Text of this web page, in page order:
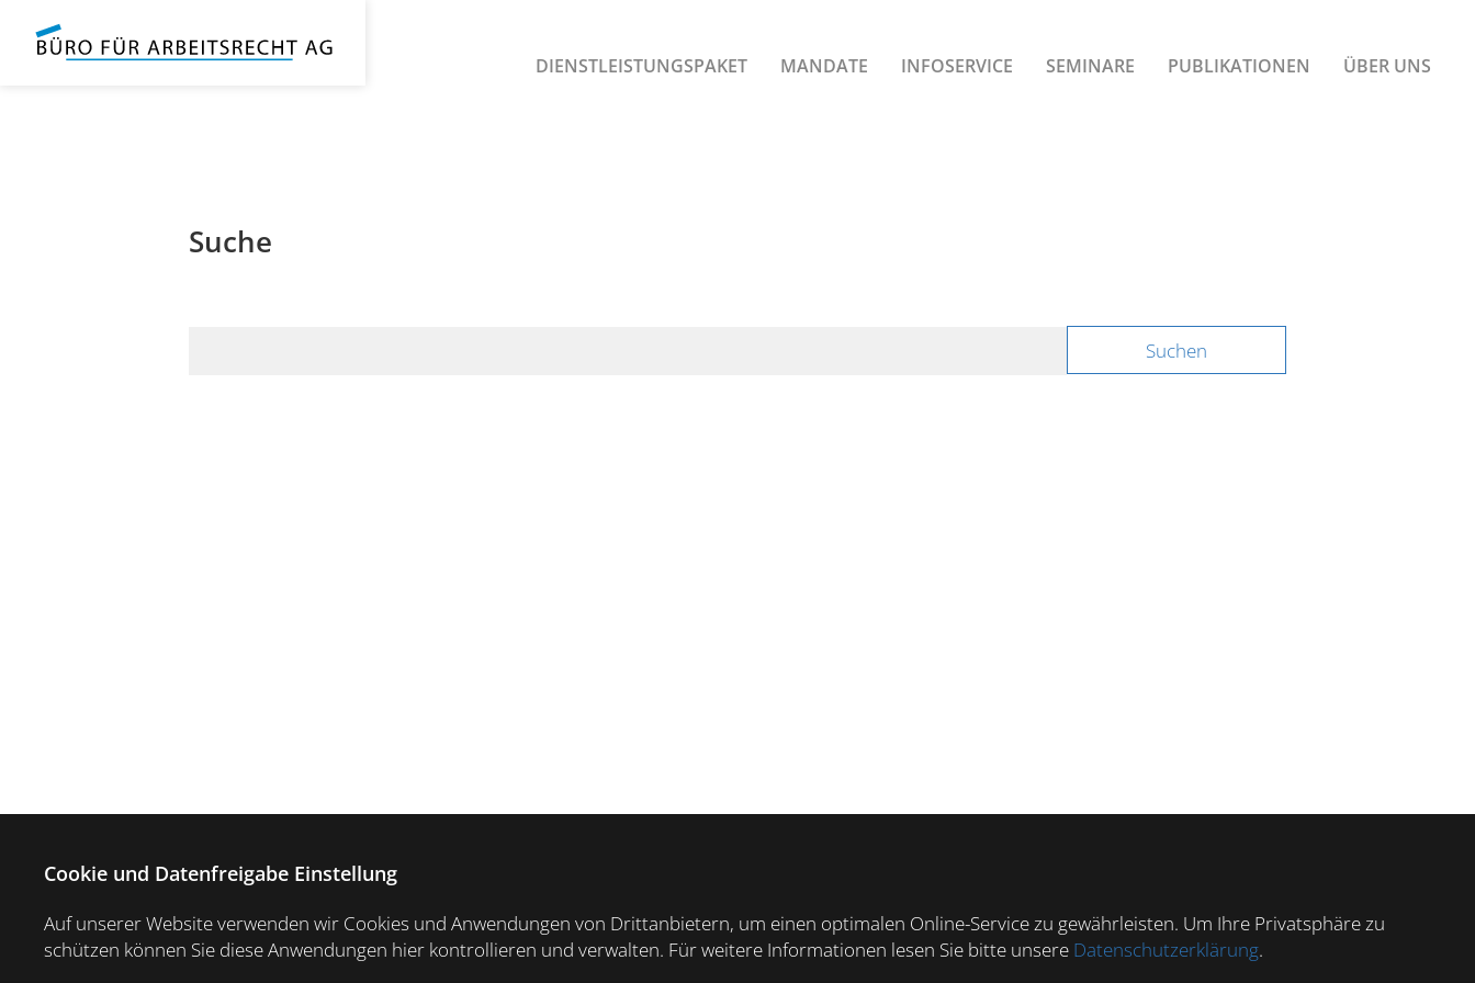
DIENSTLEISTUNGSPAKET MANDATE INFOSERVICE SEMINARE PUBLIKATIONEN ÜBER UNS
Suche
Cookie und Datenfreigabe Einstellung
Auf unserer Website verwenden wir Cookies und Anwendungen von Drittanbietern, um einen optimalen Online-Service zu gewährleisten. Um Ihre Privatsphäre zu
schützen können Sie diese Anwendungen hier kontrollieren und verwalten. Für weitere Informationen lesen Sie bitte unsere Datenschutzerklärung.